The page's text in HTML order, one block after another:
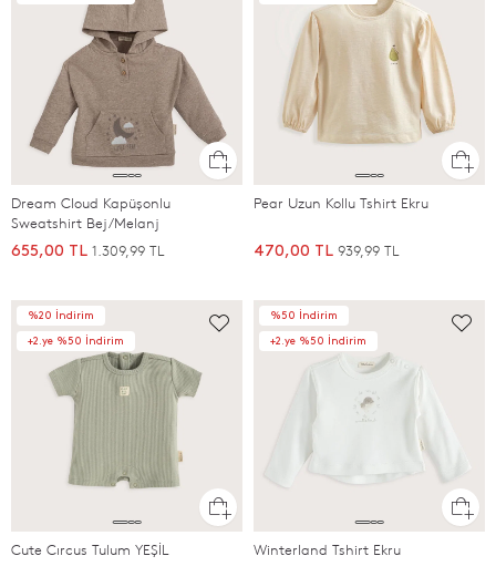
Dream Cloud Kapüşonlu
Sweatshirt Bej/Melanj
655,00 TL 1.309,99 TL
Pear Uzun Kollu Tshirt Ekru
470,00 TL 939,99 TL
%20 İndirim
+2.ye %50 İndirim
Cute Cırcus Tulum YEŞİL
%50 İndirim
+2.ye %50 İndirim
Winterland Tshirt Ekru